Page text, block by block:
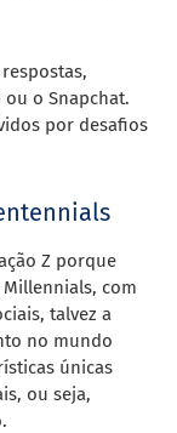
o Snapchat.
por desafios
Z porque
Millennials, com
talvez a
no mundo
únicas
ou seja,